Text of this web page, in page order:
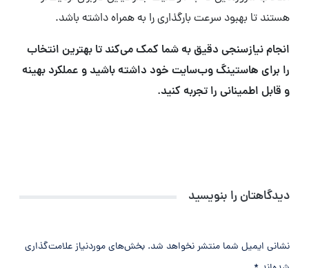
هستند تا بهبود سرعت بارگذاری را به همراه داشته باشد.
انجام نیازسنجی دقیق به شما کمک می‌کند تا بهترین انتخاب
را برای هاستینگ وب‌سایت خود داشته باشید و عملکرد بهینه
و قابل اطمینانی را تجربه کنید.
دیدگاهتان را بنویسید
نشانی ایمیل شما منتشر نخواهد شد. بخش‌های موردنیاز علامت‌گذاری